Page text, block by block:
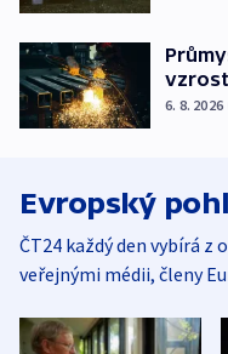
6. 8. 2026
Evropský
ČT24 každý den vybírá
veřejnými médii, členy